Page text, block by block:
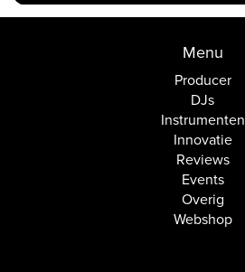
Menu
Producer
DJs
Instrumenten
Innovatie
Reviews
Events
Overig
Webshop